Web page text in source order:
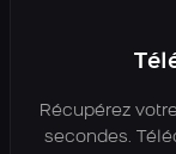
Récupérez
secondes.